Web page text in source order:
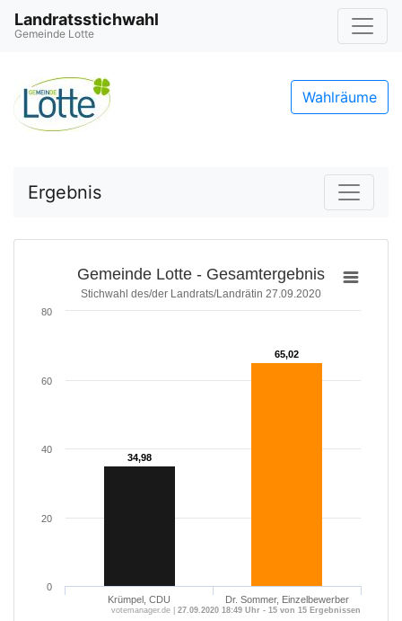
Landratsstichwahl
Gemeinde Lotte
Wahlräume
Ergebnis
Gemeinde Lotte - Gesamtergebnis
Stichwahl des/der Landrats/Landrätin 27.09.2020
34,98
34,98
65,02
65,02
Krümpel, CDU Dr. Sommer, Einzelbewerber
0
20
40
60
80
votemanager.de | 27.09.2020 18:49 Uhr - 15 von 15 Ergebnissen